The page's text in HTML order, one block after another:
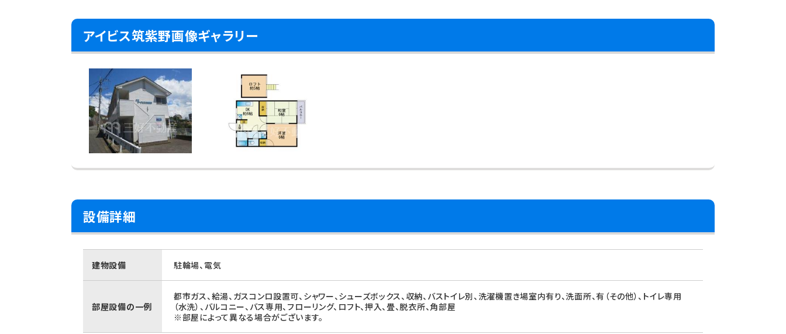
アイビス筑紫野画像ギャラリー
設備詳細
建物設備 駐輪場、電気
部屋設備の一例
都市ガス、給湯、ガスコンロ設置可、シャワー、シューズボックス、収納、バストイレ別、洗濯機置き場室内有り、洗面所、有（その他）、トイレ専用
（水洗）、バルコニー、バス専用、フローリング、ロフト、押入、畳、脱衣所、角部屋
※部屋によって異なる場合がございます。